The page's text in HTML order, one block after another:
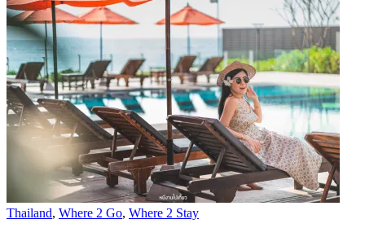
Thailand, Where 2 Go, Where 2 Stay